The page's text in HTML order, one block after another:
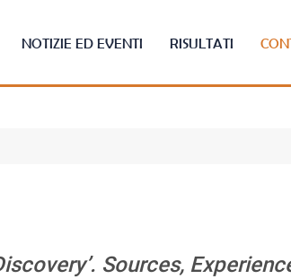
NOTIZIE ED EVENTI RISULTATI
Sources,